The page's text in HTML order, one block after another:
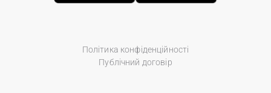
Політика конфіденційності
Публічний договір